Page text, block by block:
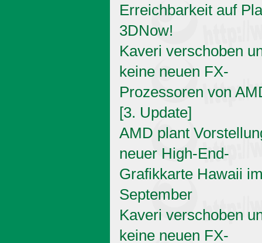
Erreichbarkeit auf
3DNow!
Kaveri verschoben
keine neuen FX-
Prozessoren von
[3. Update]
AMD plant
neuer High-End-
Grafikkarte Hawaii
September
Kaveri verschoben
keine neuen FX-